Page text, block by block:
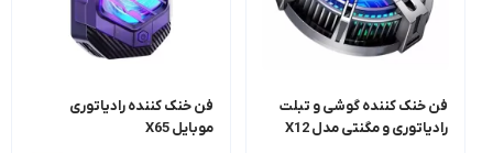
فن خنک کننده گوشی و تبلت
رادیاتوری و مگنتی مدل X12
فن خنک کننده رادیاتوری
موبایل X65